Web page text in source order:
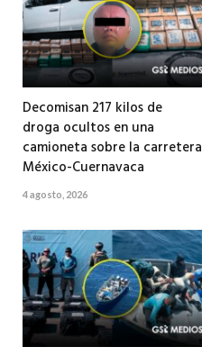
Decomisan 217 kilos de
droga ocultos en una
camioneta sobre la carretera
México-Cuernavaca
4 agosto, 2026